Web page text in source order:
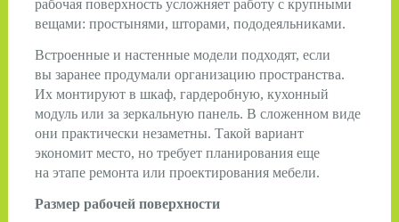
рабочая поверхность усложняет работу с крупными
вещами: простынями, шторами, пододеяльниками.
Встроенные и настенные модели подходят, если
вы заранее продумали организацию пространства.
Их монтируют в шкаф, гардеробную, кухонный
модуль или за зеркальную панель. В сложенном виде
они практически незаметны. Такой вариант
экономит место, но требует планирования еще
на этапе ремонта или проектирования мебели.
Размер рабочей поверхности